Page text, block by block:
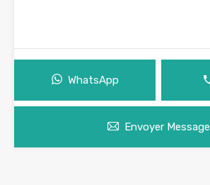
WhatsApp
Envoyer Message